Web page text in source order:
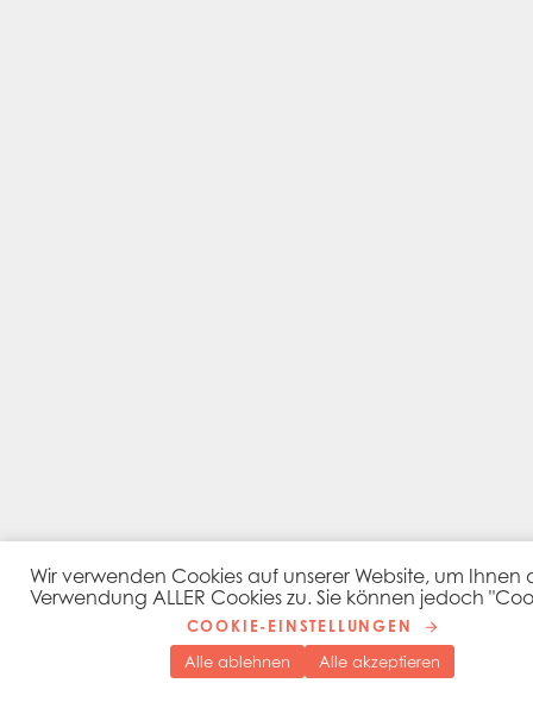
Wir verwenden Cookies auf unserer Website, um
Verwendung ALLER Cookies zu. Sie können jedoch
COOKIE-EINSTELLUNGEN
Alle ablehnen
Alle akzeptieren